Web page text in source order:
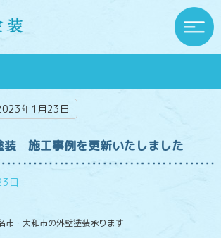
年1月23日
装 施工事例を更新いたしました
日
市・大和市の外壁塗装承ります